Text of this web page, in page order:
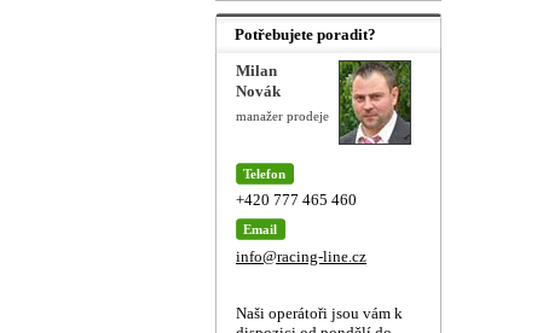
Potřebujete poradit?
Milan
Novák
manažer prodeje
Telefon
+420 777 465 460
Email
info@racing-line.cz
Naši operátoři jsou vám k